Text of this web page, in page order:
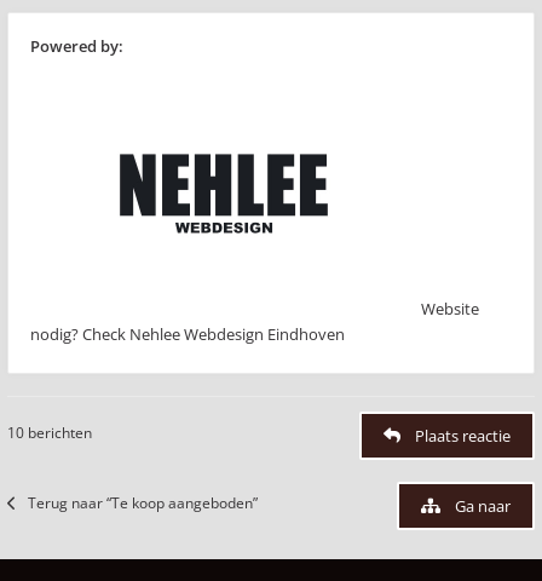
Powered by:
Website
nodig? Check Nehlee Webdesign Eindhoven
10 berichten Plaats reactie
Terug naar “Te koop aangeboden” Ga naar